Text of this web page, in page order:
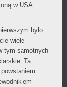
w USA .
było
wiele
tym samotnych
Ta